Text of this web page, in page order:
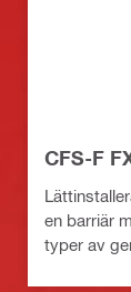
CFS-F
en barriär
typer av